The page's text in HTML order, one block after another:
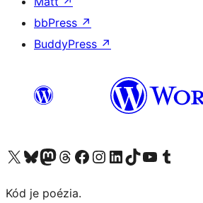
bbPress ↗
BuddyPress ↗
Navštívte náš účet na X (predtým Twitter)
Navštívte náš účet na platforme Bluesky
Navštívte náš účet na Mastodone
Navštívte náš účet na platforme Threads
Navštívte našu stránku na Facebooku
Navštívte náš účet Instagram
Navštívte náš účet LinkedIn
Navštívte náš účet na platforme TikTok
Navštívte náš kanál YouTube
Navštívte náš účet na platforme Tumblr
Kód je poézia.